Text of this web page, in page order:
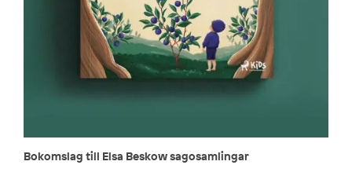
Bokomslag till Elsa Beskow sagosamlingar